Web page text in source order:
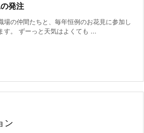
発注
場の仲間たちと、毎年恒例のお花見に参加し
す。 ずーっと天気はよくても ...
ン